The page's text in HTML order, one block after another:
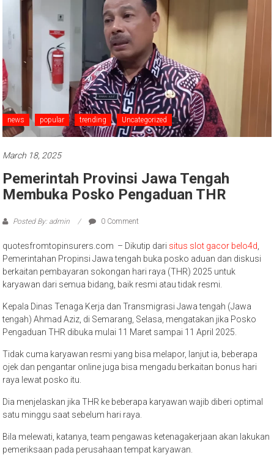
news popular trending Uncategorized
March 18, 2025
Pemerintah Provinsi Jawa Tengah
Membuka Posko Pengaduan THR
Posted By: admin 0 Comment
quotesfromtopinsurers.com – Dikutip dari situs slot gacor belo4d
Pemerintahan Propinsi Jawa tengah buka posko aduan dan diskusi
berkaitan pembayaran sokongan hari raya (THR) 2025 untuk
karyawan dari semua bidang, baik resmi atau tidak resmi.
Kepala Dinas Tenaga Kerja dan Transmigrasi Jawa tengah (Jawa
tengah) Ahmad Aziz, di Semarang, Selasa, mengatakan jika Posko
Pengaduan THR dibuka mulai 11 Maret sampai 11 April 2025.
Tidak cuma karyawan resmi yang bisa melapor, lanjut ia, beberapa
ojek dan pengantar online juga bisa mengadu berkaitan bonus hari
raya lewat posko itu.
Dia menjelaskan jika THR ke beberapa karyawan wajib diberi optimal
satu minggu saat sebelum hari raya.
Bila melewati, katanya, team pengawas ketenagakerjaan akan lakukan
pemeriksaan pada perusahaan tempat karyawan.